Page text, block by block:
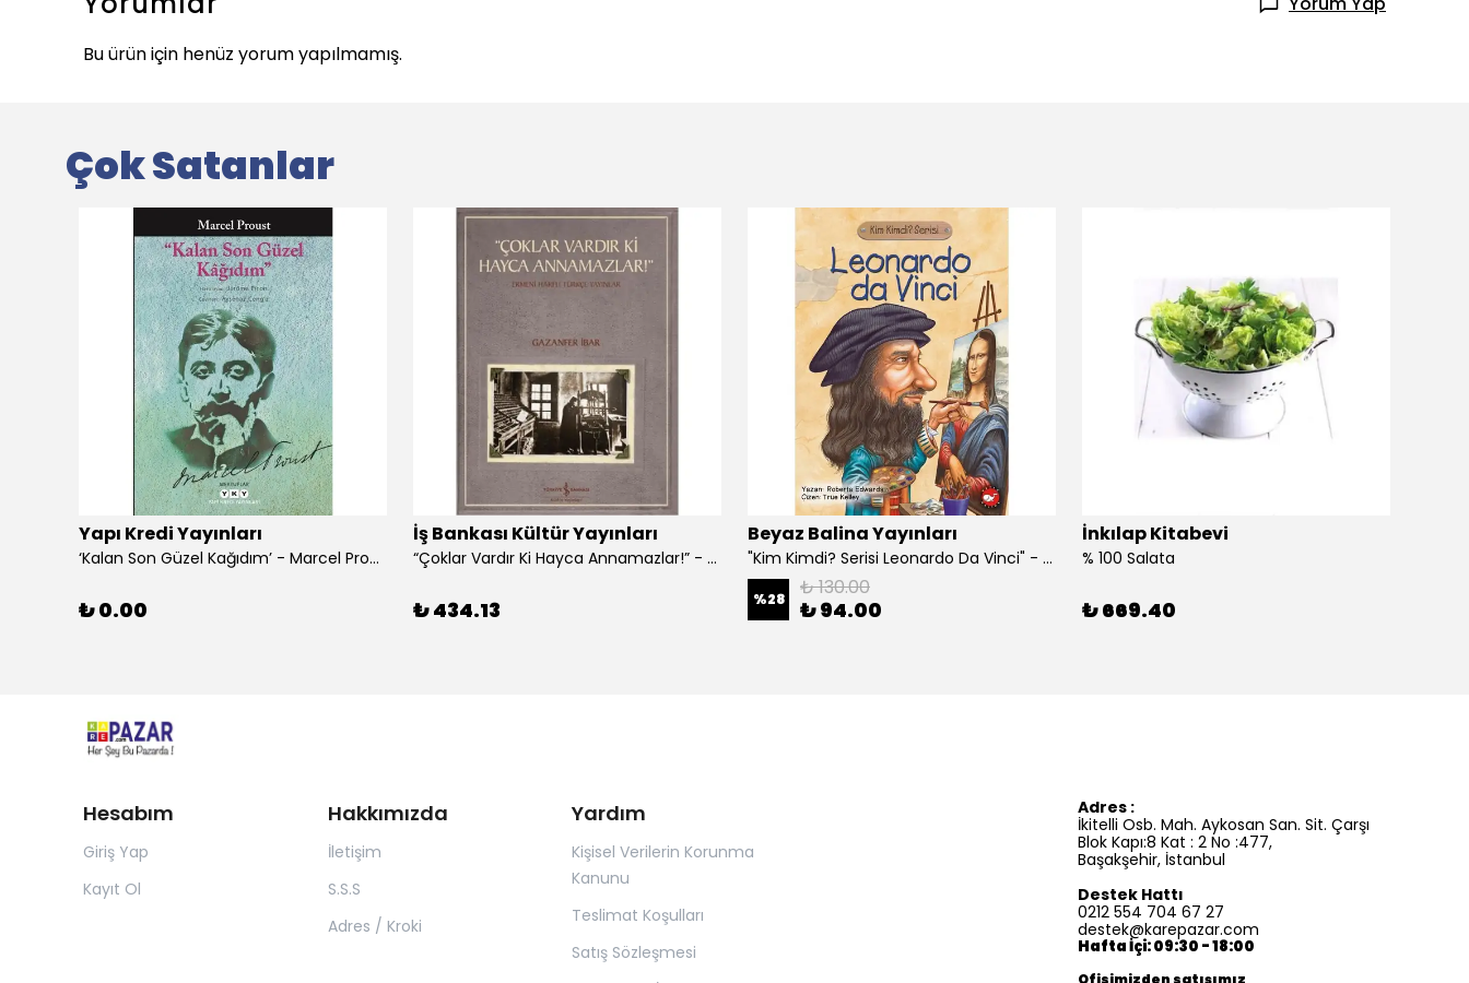
Bu ürün için henüz yorum yapılmamış.
Çok Satanlar
Yapı Kredi Yayınları
‘Kalan Son Güzel Kağıdım’ - Marcel Proust
₺ 0.00
İş Bankası Kültür Yayınları
“Çoklar Vardır Ki Hayca Annamazlar!” - Gazanfer İbar
₺ 434.13
Beyaz Balina Yayınları
"Kim Kimdi? Serisi Leonardo Da Vinci" - Roberta Edwards
%28 ₺ 130.00
₺ 94.00
İnkılap Kitabevi
% 100 Salata
₺ 669.40
Hesabım
Giriş Yap
Kayıt Ol
Hakkımızda
İletişim
S.S.S
Adres / Kroki
Yardım
Kişisel Verilerin Korunma
Kanunu
Teslimat Koşulları
Satış Sözleşmesi
Adres :
İkitelli Osb. Mah. Aykosan San. Sit. Çarşı
Blok Kapı:8 Kat : 2 No :477,
Başakşehir, İstanbul
Destek Hattı
0212 554 704 67 27
destek@karepazar.com
Hafta İçi: 09:30 - 18:00
Ofisimizden satışımız